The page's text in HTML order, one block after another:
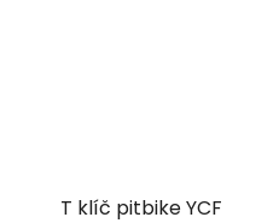
T klíč pitbike YCF